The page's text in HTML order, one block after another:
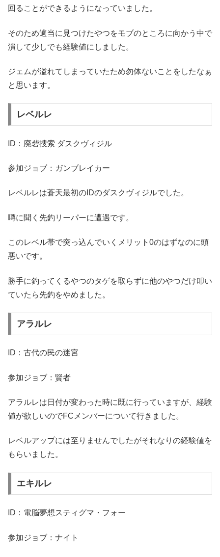
回ることができるようになっていました。
そのため適当に見つけたやつをモブのところに向かう中で
潰して少しでも経験値にしました。
ジェムが溢れてしまっていたため勿体ないことをしたなぁ
と思います。
レベルレ
ID：廃砦捜索 ダスクヴィジル
参加ジョブ：ガンブレイカー
レベルレは蒼天最初のIDのダスクヴィジルでした。
噂に聞く先釣リーパーに遭遇です。
このレベル帯で突っ込んでいくメリット0のはずなのに頭
悪いです。
勝手に釣ってくるやつのタゲを取らずに他のやつだけ叩い
ていたら先釣をやめました。
アラルレ
ID：古代の民の迷宮
参加ジョブ：賢者
アラルレは日付が変わった時に既に行っていますが、経験
値が欲しいのでFCメンバーについて行きました。
レベルアップには至りませんでしたがそれなりの経験値を
もらいました。
エキルレ
ID：電脳夢想スティグマ・フォー
参加ジョブ：ナイト